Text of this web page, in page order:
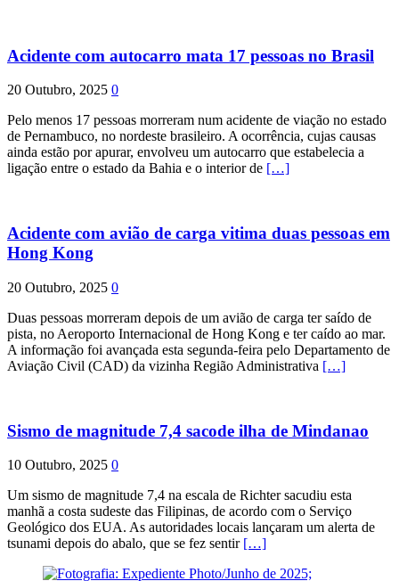
Acidente com autocarro mata 17 pessoas no Brasil
20 Outubro, 2025 0
Pelo menos 17 pessoas morreram num acidente de viação no estado
de Pernambuco, no nordeste brasileiro. A ocorrência, cujas causas
ainda estão por apurar, envolveu um autocarro que estabelecia a
ligação entre o estado da Bahia e o interior de […]
Acidente com avião de carga vitima duas pessoas em
Hong Kong
20 Outubro, 2025 0
Duas pessoas morreram depois de um avião de carga ter saído de
pista, no Aeroporto Internacional de Hong Kong e ter caído ao mar.
A informação foi avançada esta segunda-feira pelo Departamento de
Aviação Civil (CAD) da vizinha Região Administrativa […]
Sismo de magnitude 7,4 sacode ilha de Mindanao
10 Outubro, 2025 0
Um sismo de magnitude 7,4 na escala de Richter sacudiu esta
manhã a costa sudeste das Filipinas, de acordo com o Serviço
Geológico dos EUA. As autoridades locais lançaram um alerta de
tsunami depois do abalo, que se fez sentir […]